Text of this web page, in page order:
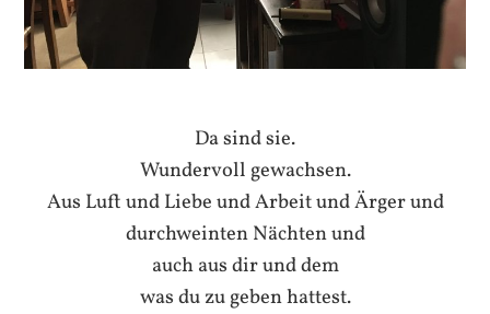
Da sind sie.
Wundervoll gewachsen.
Aus Luft und Liebe und Arbeit und Ärger und
durchweinten Nächten und
auch aus dir und dem
was du zu geben hattest.